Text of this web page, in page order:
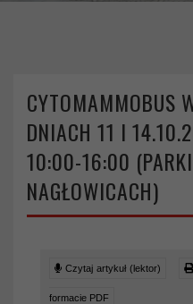
CYTOMAMMOBUS
DNIACH 11 I
10:00-16:00
NAGŁOWICACH)
Czytaj artykuł (lektor)
formacie PDF